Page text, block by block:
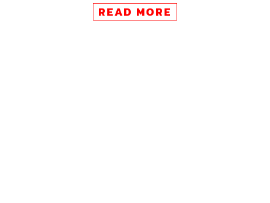
บริหารมีความทันสมัย คล่องตัว และเป็นกลไกสำคัญในการ
พัฒนาเมืองให้น่าอยู่สำหรับทุกคน โดยมีสาระสำคัญแบ่งออก
READ MORE